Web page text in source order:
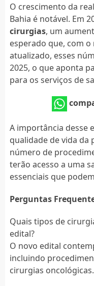
O crescimento da
Bahia é notável. Em
cirurgias, um
esperado que, com
atualizado, esses
2025, o que aponta
para os serviços de
A importância desse
qualidade de vida da
número de
terão acesso a uma
essenciais que
Perguntas
Quais tipos de
edital?
O novo edital
incluindo
cirurgias oncológicas.